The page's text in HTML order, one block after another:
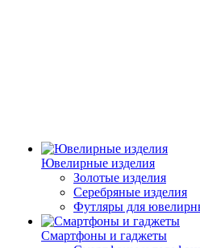
Ювелирные изделия
Золотые изделия
Серебряные изделия
Футляры для
Смартфоны и гаджеты